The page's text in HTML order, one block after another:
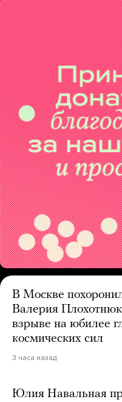
В Москве
Валерия
взрыве на юбилее
космических сил
3 часа назад
Юлия Навальная